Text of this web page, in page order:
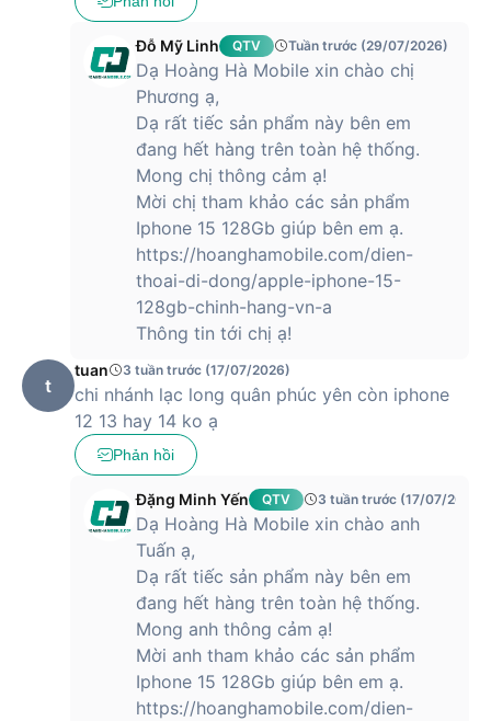
hãng là iOS 15 với những tính năng, bảo mật mới được cập
Camera 12MP với nhiều nâng cấp đáng kể
iPhone 13 được Apple trang bị 2 camera có độ phân giải
12MP với khẩu độ được mở rộng lên thành thành f/1.6 và
cảm biến góc rộng khẩu độ f1.8 giúp bắt nét mọi thứ một
cách chuẩn xác ngay cả trong môi trường thiếu sáng.
Apple cũng mang tới chế độ quay video điện ảnh Cinematic
cho iPhone 13 cho phép quay được những đoạn phim phong
cách chuyên nghiệp hơn.
Ngoài ra, nó còn được tích hợp cả công nghệ chống rung
cảm biến “sensor-shift” trước đây vốn từng chỉ xuất hiện
trên iPhone 12 Pro Max, giúp việc quay video mượt mà hơn.
Tất cả những cải tiến này đều giúp nâng cao trải nghiệm
chụp ảnh cho người dùng.
Dung lượng pin khoẻ và kết nối 5G
iPhone 13 có dung lượng pin là 3240 mAh và lớn hơn thế hệ
cũ. Theo Apple khẳng định, với sự thay đổi này, thiết bị năm
nay sẽ cho người dùng thời lượng pin nhỉnh hơn tới 2.5 giờ
so với dòng iPhone 12 năm ngoái.
Về kết nối, iPhone 13 được hỗ trợ công nghệ 5G tương thích
100% với hơn 200 nhà mạng phổ biến trên toàn thế giới, bao
gồm cả 3 nhà mạng lớn tại Việt Nam là Viettel, VinaPhone và
Đỗ Mỹ Linh QTV Tuần trước (29/07/2026)
Dạ Hoàng Hà Mobile xin chào chị
Phương ạ,
Dạ rất tiếc sản phẩm này bên em
đang hết hàng trên toàn hệ thống.
Mong chị thông cảm ạ!
Mời chị tham khảo các sản phẩm
Iphone 15 128Gb giúp bên em ạ.
https://hoanghamobile.com/dien-
thoai-di-dong/apple-iphone-15-
128gb-chinh-hang-vn-a
Thông tin tới chị ạ!
t
tuan 3 tuần trước (17/07/2026)
chi nhánh lạc long quân phúc yên còn iphone
12 13 hay 14 ko ạ
Phản hồi
Đặng Minh Yến QTV 3 tuần trước (17/07/2026)
Dạ Hoàng Hà Mobile xin chào anh
Tuấn ạ,
Dạ rất tiếc sản phẩm này bên em
đang hết hàng trên toàn hệ thống.
Mong anh thông cảm ạ!
Mời anh tham khảo các sản phẩm
Iphone 15 128Gb giúp bên em ạ.
https://hoanghamobile.com/dien-